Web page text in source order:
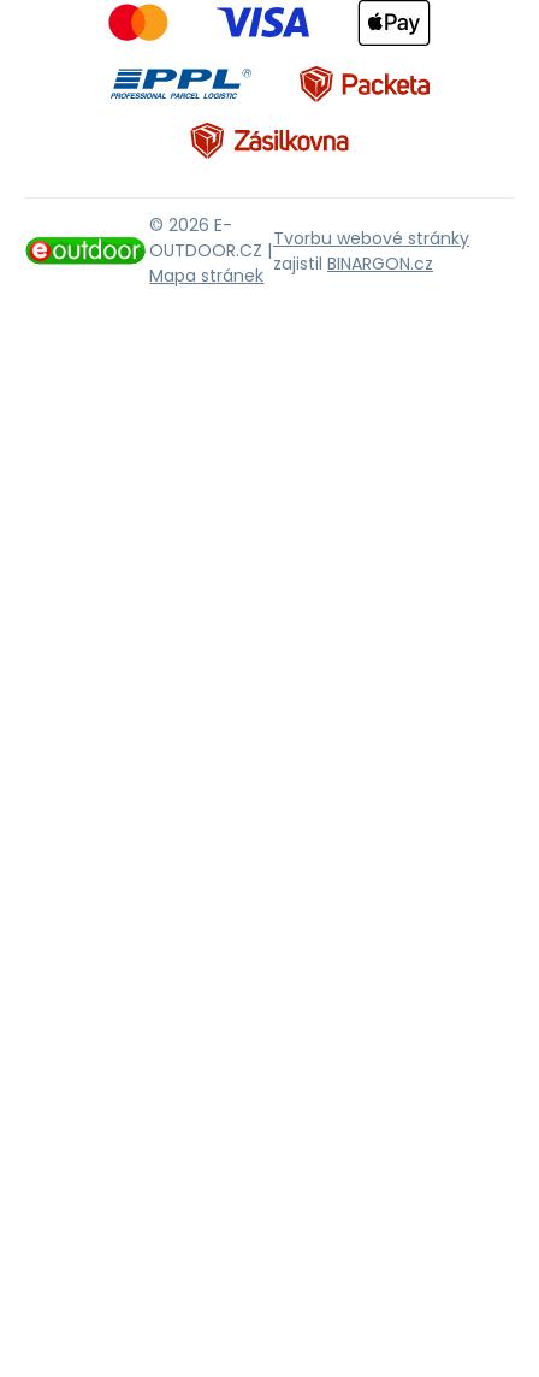
© 2026 E-
OUTDOOR.CZ |
Mapa stránek
Tvorbu webové stránky
zajistil BINARGON.cz